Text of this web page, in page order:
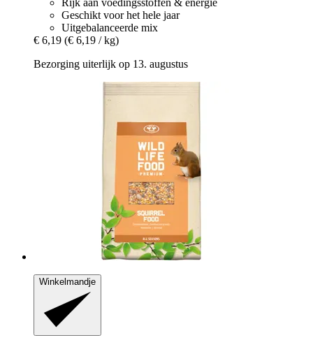
Rijk aan voedingsstoffen & energie
Geschikt voor het hele jaar
Uitgebalanceerde mix
€ 6,19 (€ 6,19 / kg)
Bezorging uiterlijk op 13. augustus
Winkelmandje